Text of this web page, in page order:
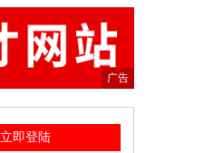
广告
立即登陆